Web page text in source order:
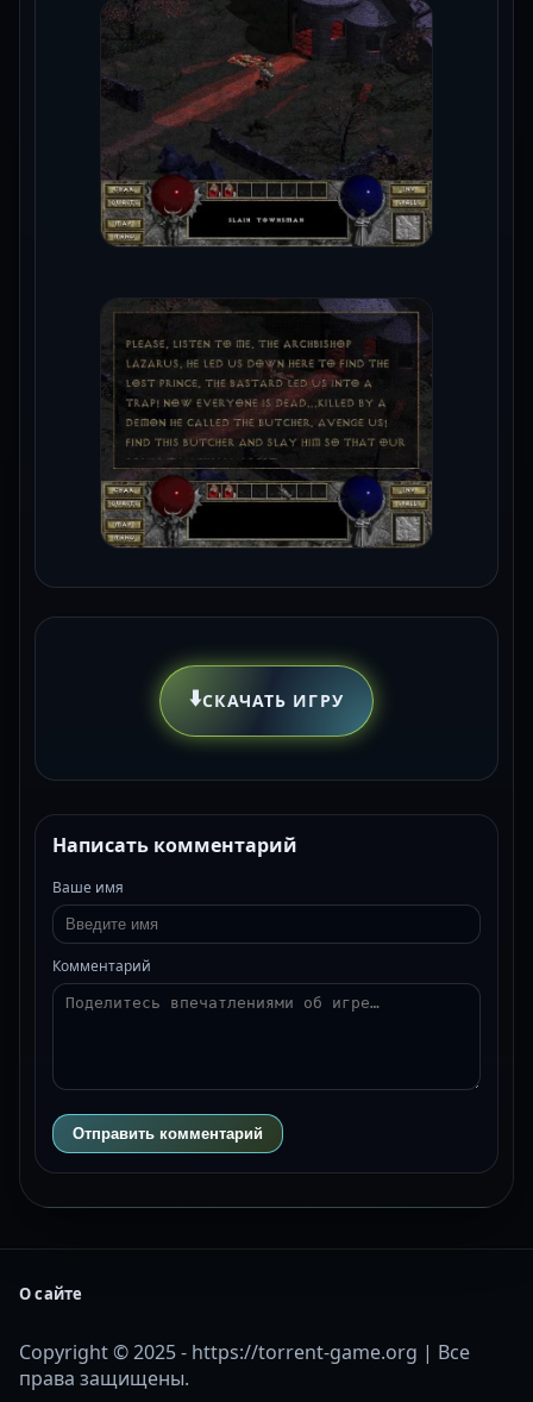
⬇️СКАЧАТЬ ИГРУ
Написать комментарий
Ваше имя
Комментарий
Отправить комментарий
О сайте
Copyright © 2025 - https://torrent-game.org | Все
права защищены.